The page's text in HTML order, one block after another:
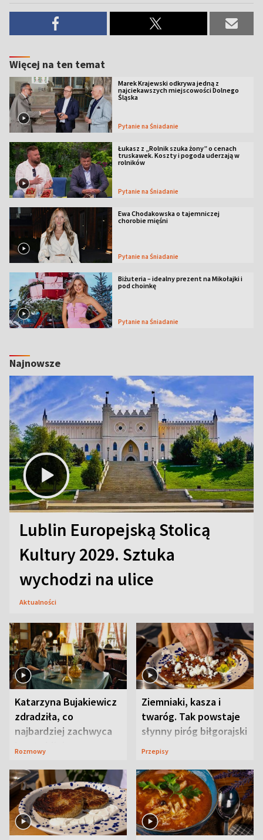
Więcej na ten temat
Marek Krajewski odkrywa jedną z
najciekawszych miejscowości Dolnego
Śląska
Pytanie na Śniadanie
Łukasz z „Rolnik szuka żony” o cenach
truskawek. Koszty i pogoda uderzają w
rolników
Pytanie na Śniadanie
Ewa Chodakowska o tajemniczej
chorobie mięśni
Pytanie na Śniadanie
Biżuteria – idealny prezent na Mikołajki i
pod choinkę
Pytanie na Śniadanie
Najnowsze
Lublin Europejską Stolicą
Kultury 2029. Sztuka
wychodzi na ulice
Aktualności
Katarzyna Bujakiewicz
zdradziła, co
najbardziej zachwyca
ją w Lublinie
Rozmowy
Ziemniaki, kasza i
twaróg. Tak powstaje
słynny piróg biłgorajski
Przepisy